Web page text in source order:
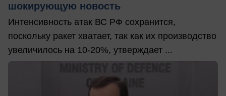
шокирующую новость
Интенсивность атак ВС РФ сохранится,
поскольку ракет хватает, так как их производство
увеличилось на 10-20%, утверждает ...